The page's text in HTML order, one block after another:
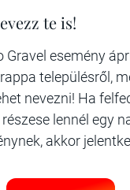
te is!
Gravel esemény
településről,
nevezni! Ha
lennél egy
akkor